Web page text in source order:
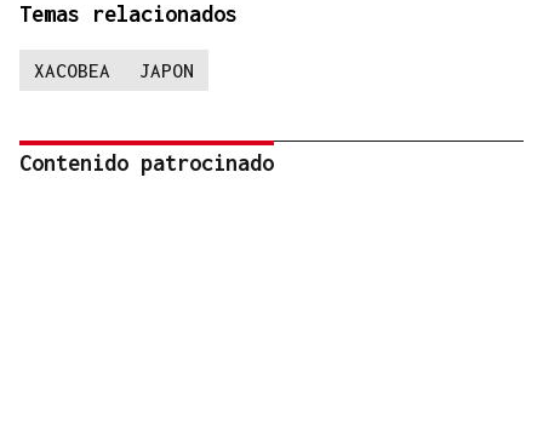
Temas relacionados
XACOBEA JAPON
Contenido patrocinado